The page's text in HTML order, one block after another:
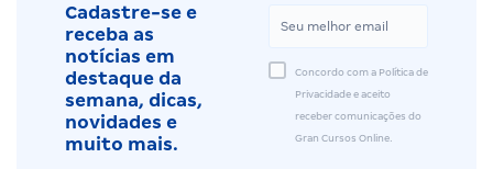
Cadastre-se e
receba as
notícias em
destaque da
semana, dicas,
novidades e
muito mais.
Concordo com a Política de
Privacidade e aceito
receber comunicações do
Gran Cursos Online.